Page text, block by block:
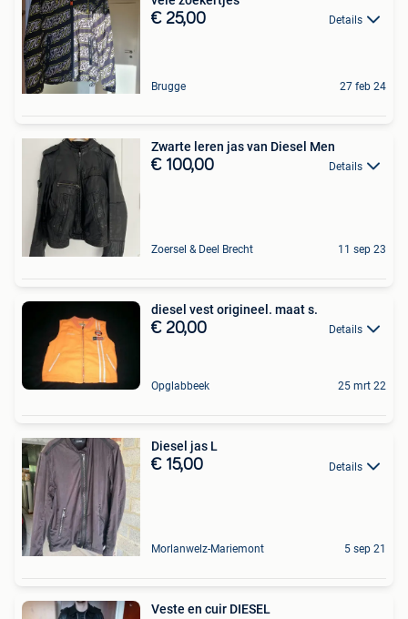
€ 25,00 Details
Brugge 27 feb 24
Zwarte leren jas van Diesel Men
€ 100,00 Details
Zoersel & Deel Brecht 11 sep 23
diesel vest origineel. maat s.
€ 20,00 Details
Opglabbeek 25 mrt 22
Diesel jas L
€ 15,00 Details
Morlanwelz-Mariemont 5 sep 21
Veste en cuir DIESEL